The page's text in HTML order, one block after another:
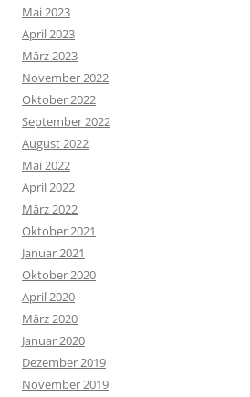
Mai 2023
April 2023
März 2023
November 2022
Oktober 2022
September 2022
August 2022
Mai 2022
April 2022
März 2022
Oktober 2021
Januar 2021
Oktober 2020
April 2020
März 2020
Januar 2020
Dezember 2019
November 2019